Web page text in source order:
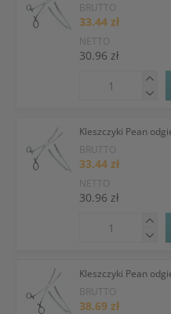
BRUTTO
33.44 zł
NETTO
30.96 zł
Kleszczyki Pean
BRUTTO
33.44 zł
NETTO
30.96 zł
Kleszczyki Pean
BRUTTO
38.69 zł